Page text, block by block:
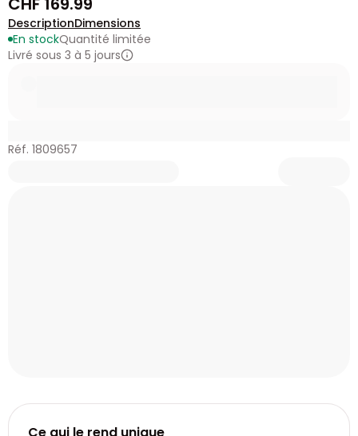
DescriptionDimensions
En stockQuantité limitée
Livré sous 3 à 5 jours
Réf. 1809657